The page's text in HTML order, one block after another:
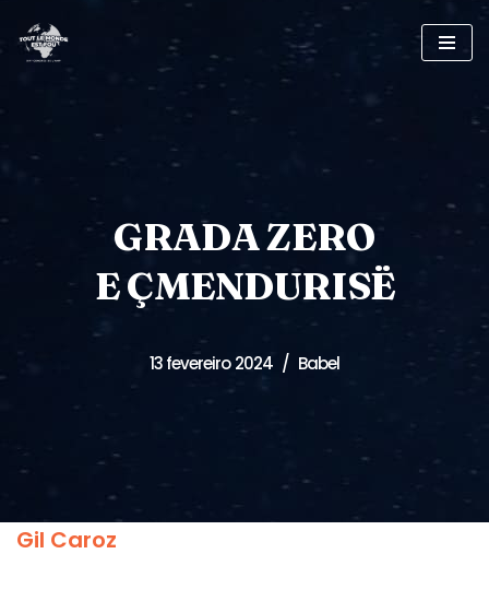
Pular
conteúdo
GRADA ZERO
E ÇMENDURISË
13 fevereiro 2024 Babel
Gil Caroz